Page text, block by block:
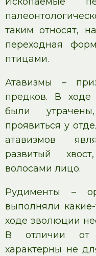
таким относят,
переходная
птицами.
Атавизмы –
предков. В ходе
были
проявиться у
атавизмов
развитый
волосами лицо.
Рудименты –
выполняли
ходе эволюции
В отличии от
характерны не